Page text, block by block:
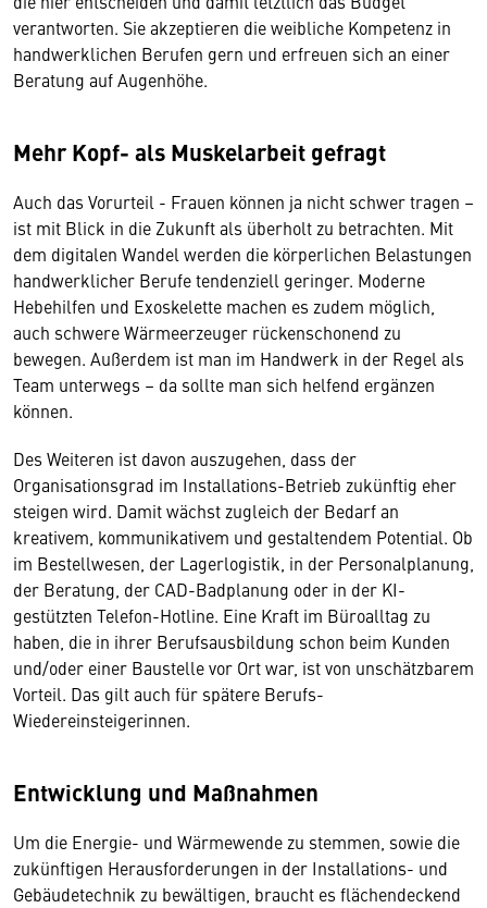
verantworten. Sie akzeptieren die weibliche Kompetenz in
handwerklichen Berufen gern und erfreuen sich an einer
Beratung auf Augenhöhe.
Mehr Kopf- als Muskelarbeit gefragt
Auch das Vorurteil - Frauen können ja nicht schwer tragen –
ist mit Blick in die Zukunft als überholt zu betrachten. Mit
dem digitalen Wandel werden die körperlichen Belastungen
handwerklicher Berufe tendenziell geringer. Moderne
Hebehilfen und Exoskelette machen es zudem möglich,
auch schwere Wärmeerzeuger rückenschonend zu
bewegen. Außerdem ist man im Handwerk in der Regel als
Team unterwegs – da sollte man sich helfend ergänzen
können.
Des Weiteren ist davon auszugehen, dass der
Organisationsgrad im Installations-Betrieb zukünftig eher
steigen wird. Damit wächst zugleich der Bedarf an
kreativem, kommunikativem und gestaltendem Potential. Ob
im Bestellwesen, der Lagerlogistik, in der Personalplanung,
der Beratung, der CAD-Badplanung oder in der KI-
gestützten Telefon-Hotline. Eine Kraft im Büroalltag zu
haben, die in ihrer Berufsausbildung schon beim Kunden
und/oder einer Baustelle vor Ort war, ist von unschätzbarem
Vorteil. Das gilt auch für spätere Berufs-
Wiedereinsteigerinnen.
Entwicklung und Maßnahmen
Um die Energie- und Wärmewende zu stemmen, sowie die
zukünftigen Herausforderungen in der Installations- und
Gebäudetechnik zu bewältigen, braucht es flächendeckend